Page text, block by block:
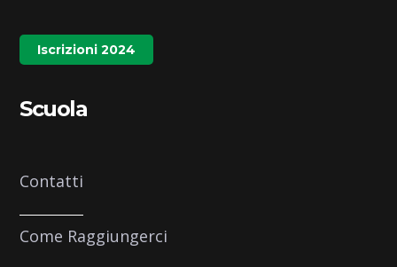
Iscrizioni 2024
Scuola
Contatti
Come Raggiungerci